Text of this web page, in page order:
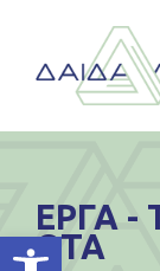
Ανοίξτε τη γραμμή
ΕΡΓΑ -
ΟΤΑ